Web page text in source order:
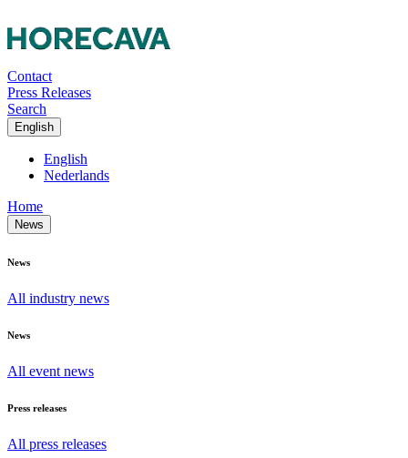
Contact
Press Releases
Search
English
English
Nederlands
Home
News
News
All industry news
News
All event news
Press releases
All press releases